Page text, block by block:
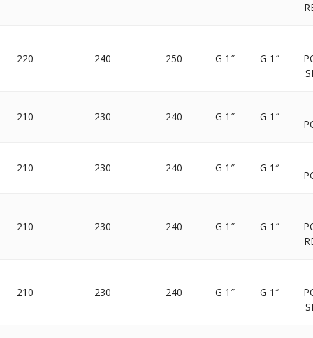
220 240 250 G 1″ G 1″
210 230 240 G 1″ G 1″
210 230 240 G 1″ G 1″
210 230 240 G 1″ G 1″
210 230 240 G 1″ G 1″